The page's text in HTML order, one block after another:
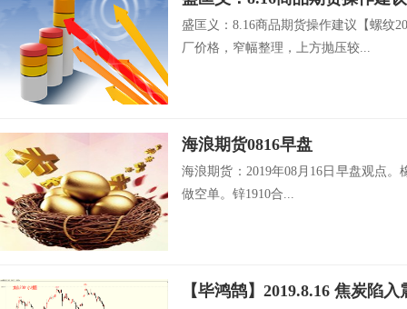
盛匡义：8.16商品期货操作建议【螺纹
厂价格，窄幅整理，上方抛压较...
海浪期货0816早盘
海浪期货：2019年08月16日早盘观点。
做空单。锌1910合...
【毕鸿鹄】2019.8.16 焦炭陷